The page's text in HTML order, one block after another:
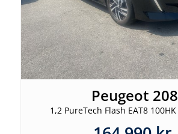
Peugeot 208
1,2 PureTech Flash EAT8